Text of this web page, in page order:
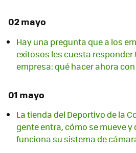
02 mayo
Hay una pregunta que a los
exitosos les cuesta responder
empresa: qué hacer ahora
01 mayo
La tienda del Deportivo de la
gente entra, cómo se mueve y
funciona su sistema de